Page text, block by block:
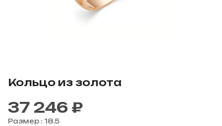
Кольцо из золота
37 246 ₽
Размер : 18.5